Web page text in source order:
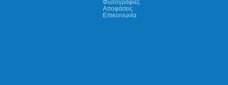
Φωτογραφίες
Αποφάσεις
Επικοινωνία